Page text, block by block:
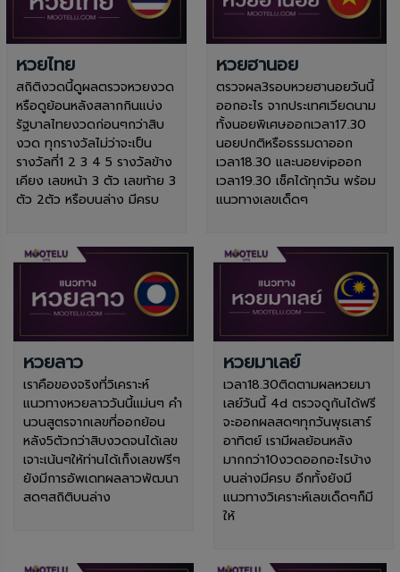
หวยไทย
สถิติงวดนี้ดูผลตรวจหวยงวด
หรือดูย้อนหลังสลากกินแบ่ง
รัฐบาลไทยงวดก่อนๆกว่าสิบ
งวด ทุกรางวัลไม่ว่าจะเป็น
รางวัลที่1 2 3 4 5 รางวัลข้าง
เคียง เลขหน้า 3 ตัว เลขท้าย 3
ตัว 2ตัว หรือบนล่าง มีครบ
หวยฮานอย
ตรวจผล3รอบหวยฮานอยวันนี้
ออกอะไร จากประเทศเวียดนาม
ทั้งนอยพิเศษออกเวลา17.30
นอยปกติหรือธรรมดาออก
เวลา18.30 และนอยvipออก
เวลา19.30 เช็คได้ทุกวัน พร้อม
แนวทางเลขเด็ดๆ
หวยลาว
เราคือของจริงที่วิเคราะห์
แนวทางหวยลาววันนี้แม่นๆ คำ
นวนสูตรจากเลขที่ออกย้อน
หลัง5ตัวกว่าสิบงวดจนได้เลข
เจาะเน้นๆให้ท่านได้เก็งเลขฟรีๆ
ยังมีการอัพเดทผลลาวพัฒนา
สดๆสถิติบนล่าง
หวยมาเลย์
เวลา18.30ติดตามผลหวยมา
เลย์วันนี้ 4d ตรวจดูกันได้ฟรี
จะออกผลสดๆทุกวันพุธเสาร์
อาทิตย์ เรามีผลย้อนหลัง
มากกว่า10งวดออกอะไรบ้าง
บนล่างมีครบ อีกทั้งยังมี
แนวทางวิเคราะห์เลขเด็ดๆก็มี
ให้